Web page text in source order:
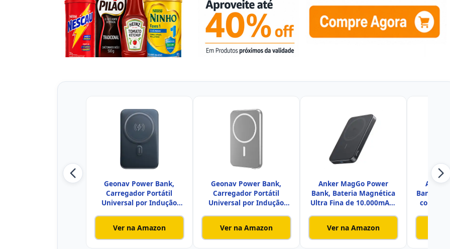
Geonav Power Bank,
Carregador Portátil
Universal por Indução
Ver na Amazon
Geonav Power Bank,
Carregador Portátil
Universal por Indução
Ver na Amazon
Anker MagGo Power
Bank, Bateria Magnética
Ultra Fina de 10.000mAh,
Ver na Amazon
Anker
Bank,
com